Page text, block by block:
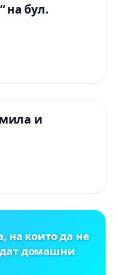
на бул.
и
на които да не
домашни